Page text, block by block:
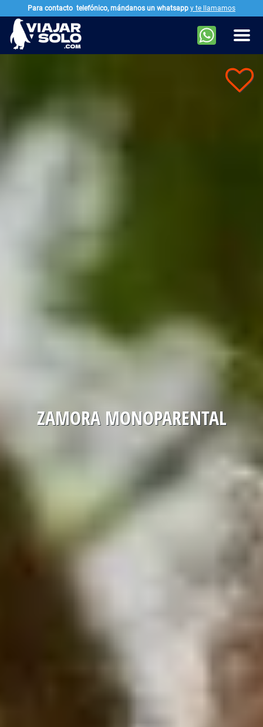
Ir al contenido principal
ZAMORA MONOPARENTAL
Para contacto telefónico, mándanos un whatsapp y te llamamos